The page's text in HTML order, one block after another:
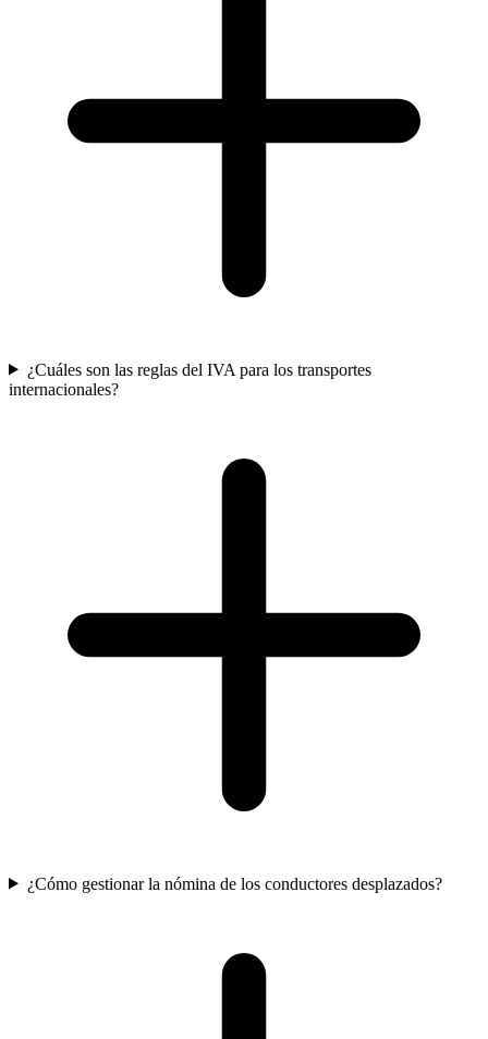
¿Cuáles son las reglas del IVA para los transportes
internacionales?
¿Cómo gestionar la nómina de los conductores desplazados?